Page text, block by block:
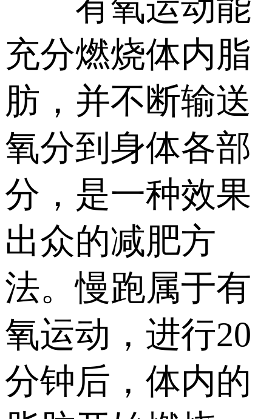
充分燃烧体内脂
肪，并不断输送
氧分到身体各部
分，是一种效果
出众的减肥方
法。慢跑属于有
氧运动，进行20
分钟后，体内的